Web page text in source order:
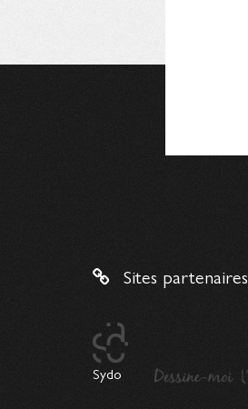
Sites partenaires
Sydo